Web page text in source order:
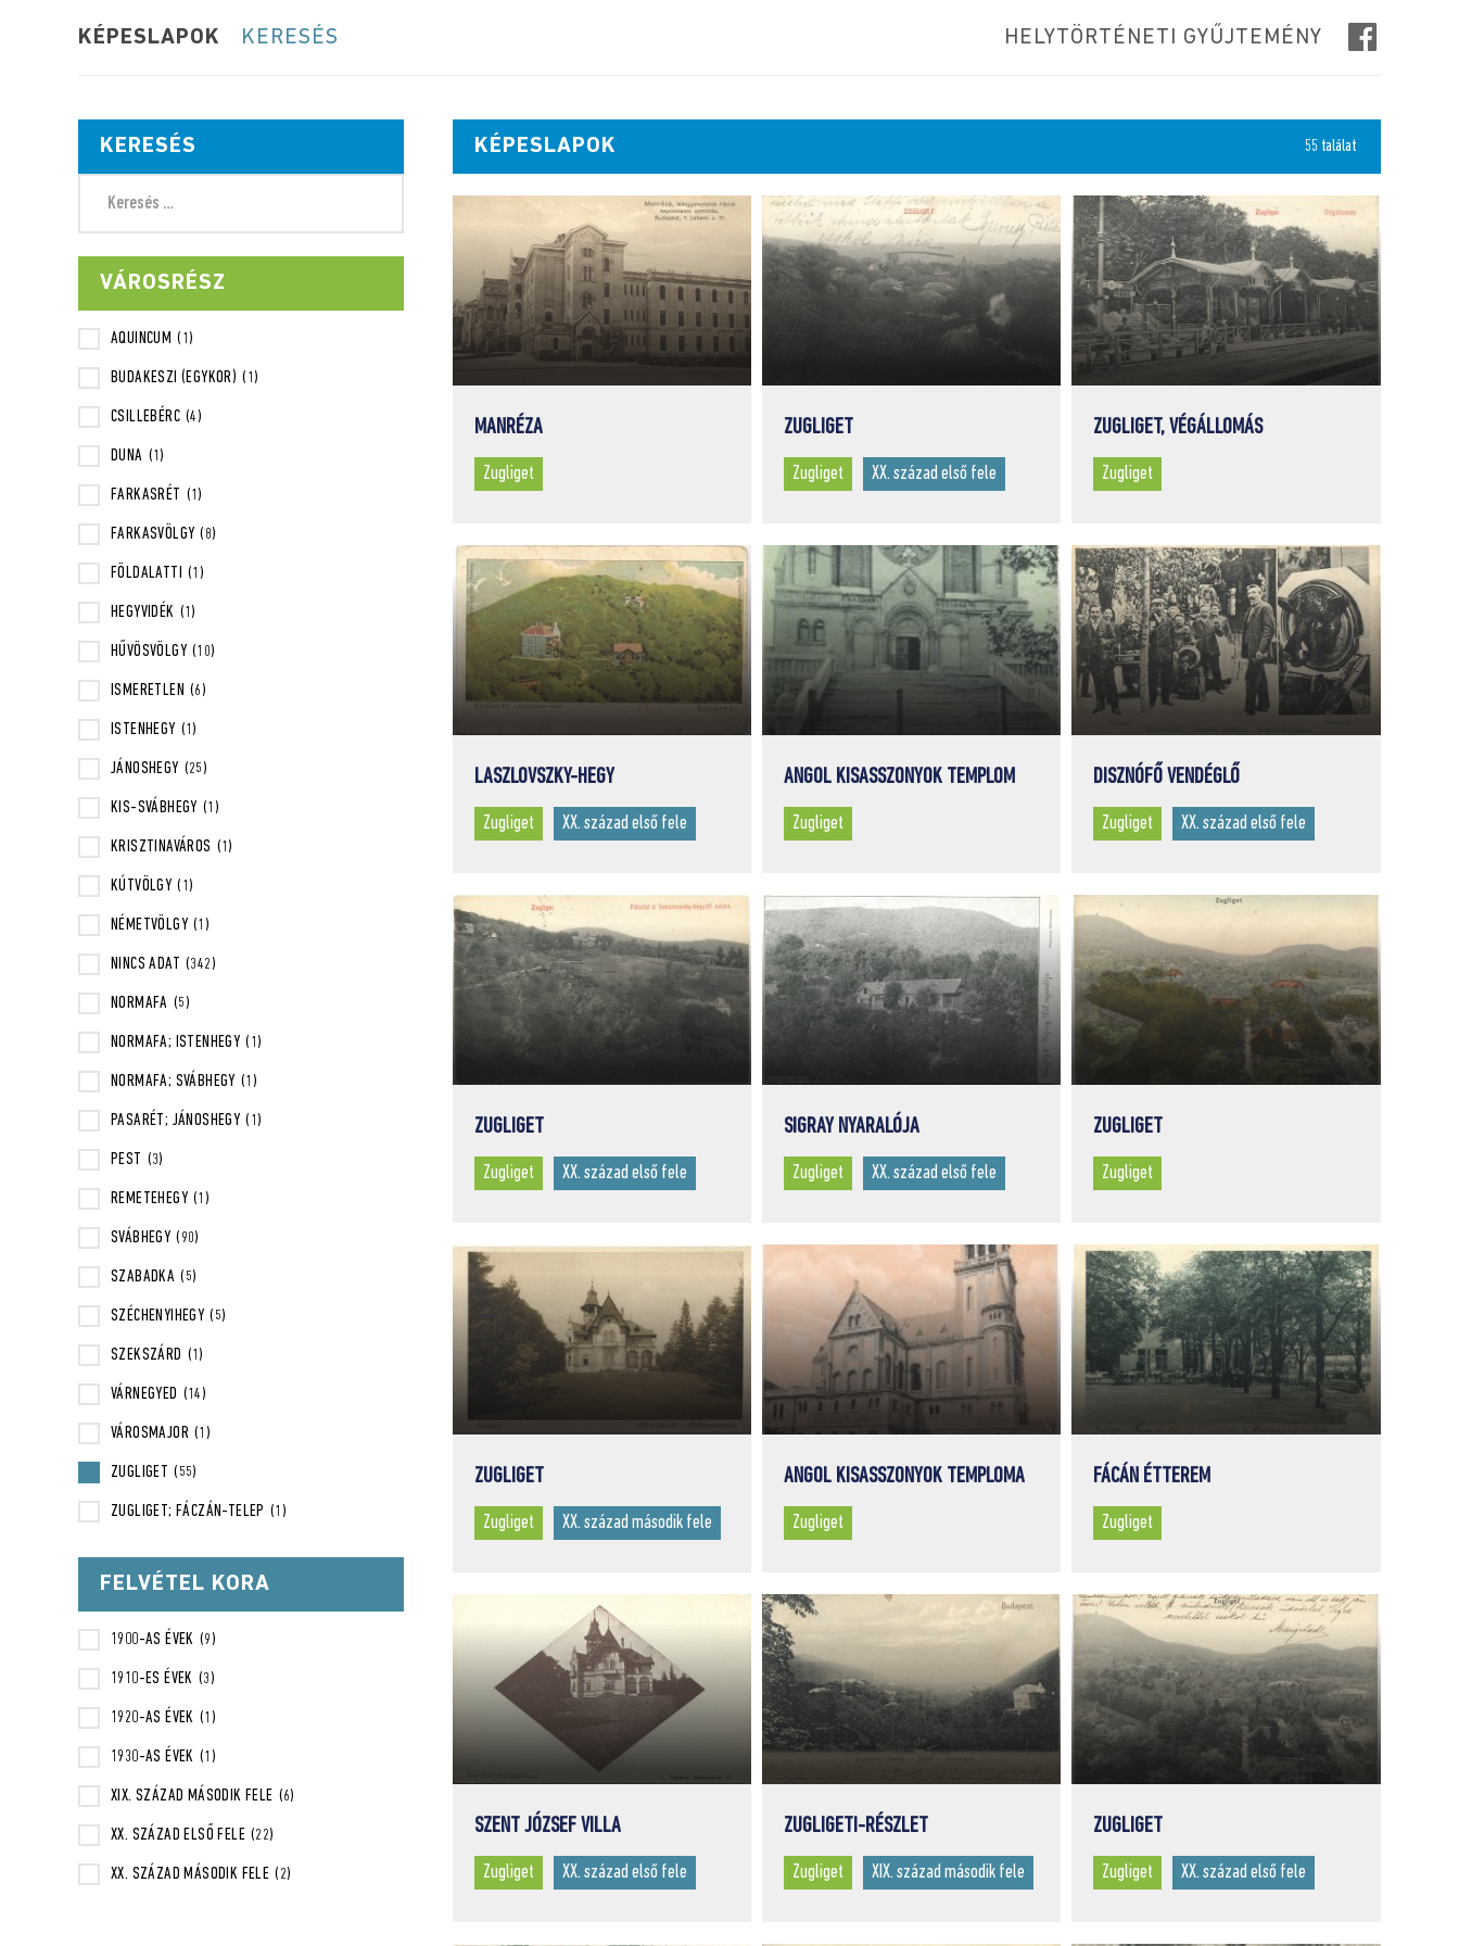
KÉPESLAPOK KERESÉS HELYTÖRTÉNETI GYŰJTEMÉNY
KERESÉS
VÁROSRÉSZ
AQUINCUM (1)
BUDAKESZI (EGYKOR) (1)
CSILLEBÉRC (4)
DUNA (1)
FARKASRÉT (1)
FARKASVÖLGY (8)
FÖLDALATTI (1)
HEGYVIDÉK (1)
HŰVÖSVÖLGY (10)
ISMERETLEN (6)
ISTENHEGY (1)
JÁNOSHEGY (25)
KIS-SVÁBHEGY (1)
KRISZTINAVÁROS (1)
KÚTVÖLGY (1)
NÉMETVÖLGY (1)
NINCS ADAT (342)
NORMAFA (5)
NORMAFA; ISTENHEGY (1)
NORMAFA; SVÁBHEGY (1)
PASARÉT; JÁNOSHEGY (1)
PEST (3)
REMETEHEGY (1)
SVÁBHEGY (90)
SZABADKA (5)
SZÉCHENYIHEGY (5)
SZEKSZÁRD (1)
VÁRNEGYED (14)
VÁROSMAJOR (1)
ZUGLIGET (55)
ZUGLIGET; FÁCZÁN-TELEP (1)
FELVÉTEL KORA
1900-AS ÉVEK (9)
1910-ES ÉVEK (3)
1920-AS ÉVEK (1)
1930-AS ÉVEK (1)
XIX. SZÁZAD MÁSODIK FELE (6)
XX. SZÁZAD ELSŐ FELE (22)
XX. SZÁZAD MÁSODIK FELE (2)
KÉPESLAPOK 55 találat
MANRÉZA
Zugliget
ZUGLIGET
Zugliget XX. század első fele
ZUGLIGET, VÉGÁLLOMÁS
Zugliget
LASZLOVSZKY-HEGY
Zugliget XX. század első fele
ANGOL KISASSZONYOK TEMPLOM
Zugliget
DISZNÓFŐ VENDÉGLŐ
Zugliget XX. század első fele
ZUGLIGET
Zugliget XX. század első fele
SIGRAY NYARALÓJA
Zugliget XX. század első fele
ZUGLIGET
Zugliget
ZUGLIGET
Zugliget XX. század második fele
ANGOL KISASSZONYOK TEMPLOMA
Zugliget
FÁCÁN ÉTTEREM
Zugliget
SZENT JÓZSEF VILLA
Zugliget XX. század első fele
ZUGLIGETI-RÉSZLET
Zugliget XIX. század második fele
ZUGLIGET
Zugliget XX. század első fele